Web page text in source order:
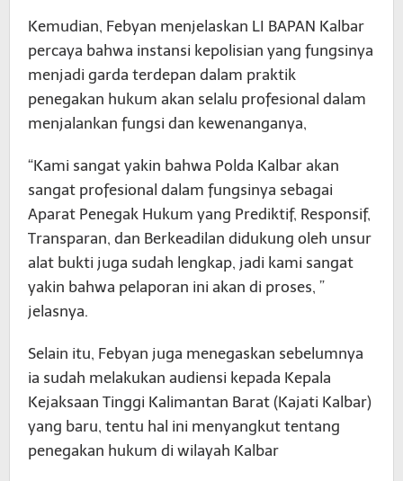
Kemudian, Febyan menjelaskan LI BAPAN Kalbar
percaya bahwa instansi kepolisian yang fungsinya
menjadi garda terdepan dalam praktik
penegakan hukum akan selalu profesional dalam
menjalankan fungsi dan kewenanganya,
“Kami sangat yakin bahwa Polda Kalbar akan
sangat profesional dalam fungsinya sebagai
Aparat Penegak Hukum yang Prediktif, Responsif,
Transparan, dan Berkeadilan didukung oleh unsur
alat bukti juga sudah lengkap, jadi kami sangat
yakin bahwa pelaporan ini akan di proses, ”
jelasnya.
Selain itu, Febyan juga menegaskan sebelumnya
ia sudah melakukan audiensi kepada Kepala
Kejaksaan Tinggi Kalimantan Barat (Kajati Kalbar)
yang baru, tentu hal ini menyangkut tentang
penegakan hukum di wilayah Kalbar